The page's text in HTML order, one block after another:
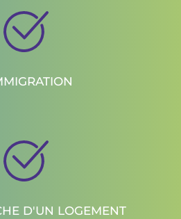
D'UN LOGEMENT